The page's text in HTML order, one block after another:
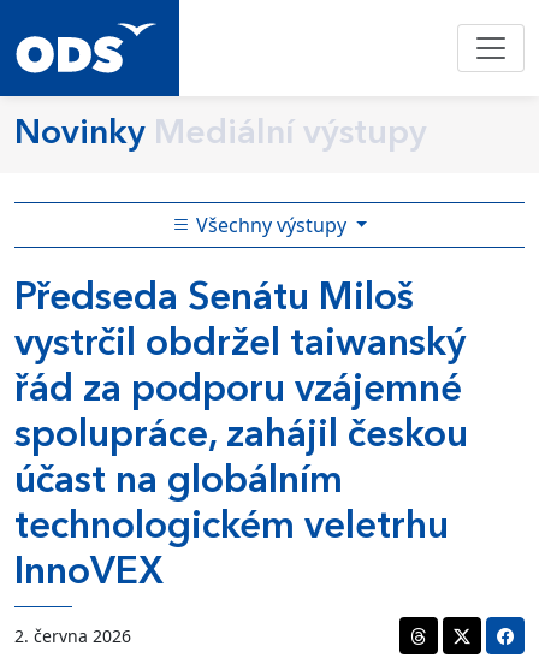
Novinky Mediální výstupy
Všechny výstupy
Předseda Senátu Miloš
vystrčil obdržel taiwanský
řád za podporu vzájemné
spolupráce, zahájil českou
účast na globálním
technologickém veletrhu
InnoVEX
2. června 2026